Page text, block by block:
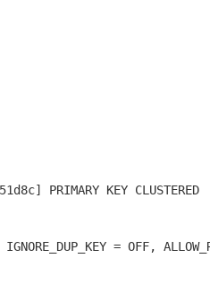
PRIMARY KEY CLUSTERED
= OFF,